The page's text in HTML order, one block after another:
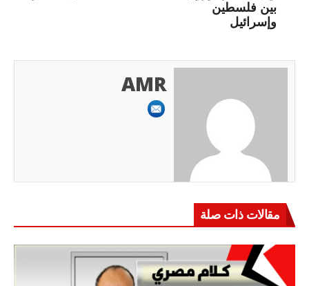
بين فلسطين
وإسرائيل
AMR
مقالات ذات صلة